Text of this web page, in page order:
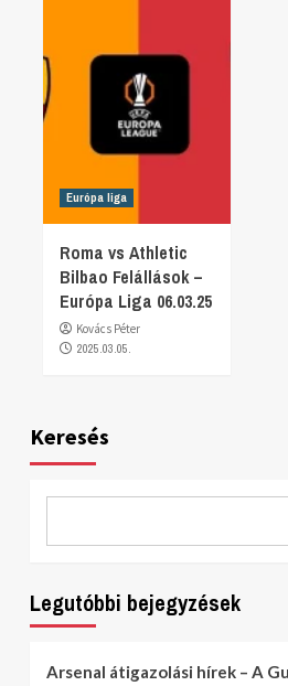
Európa liga
Roma vs Athletic
Bilbao Felállások –
Európa Liga 06.03.25
Kovács Péter
2025.03.05.
Keresés
Legutóbbi bejegyzések
Arsenal átigazolási hírek – A